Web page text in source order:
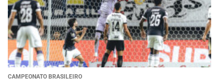
CAMPEONATO BRASILEIRO